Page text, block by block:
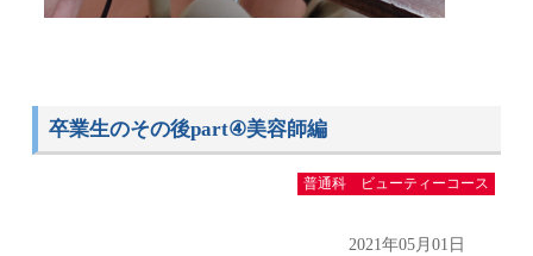
卒業生のその後part④美容師編
普通科 ビューティーコース
2021年05月01日